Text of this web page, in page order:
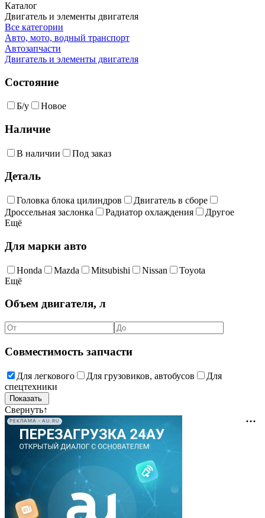
Каталог
Двигатель и элементы двигателя
Все категории
Авто, мото, водный транспорт
Автозапчасти
Двигатель и элементы двигателя
Состояние
Б/у Новое
Наличие
В наличии Под заказ
Деталь
Головка блока цилиндров
Двигатель в сборе
Дроссельная заслонка
Радиатор охлаждения
Другое
Ещё
Для марки авто
Honda Mazda Mitsubishi Nissan
Toyota
Ещё
Объем двигателя, л
Совместимость запчасти
Для легкового Для грузовиков, автобусов
Для
спецтехники
Свернуть↑
РЕКЛАМА • AU.RU